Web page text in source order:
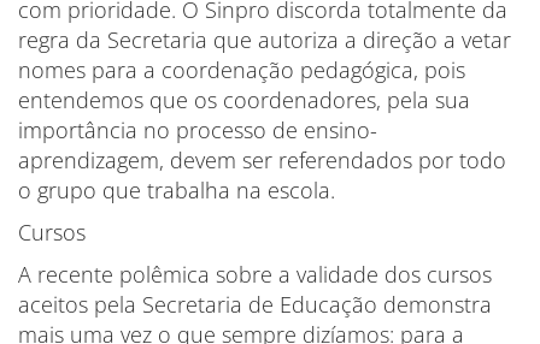
com prioridade. O Sinpro discorda totalmente da
regra da Secretaria que autoriza a direção a vetar
nomes para a coordenação pedagógica, pois
entendemos que os coordenadores, pela sua
importância no processo de ensino-
aprendizagem, devem ser referendados por todo
o grupo que trabalha na escola.
Cursos
A recente polêmica sobre a validade dos cursos
aceitos pela Secretaria de Educação demonstra
mais uma vez o que sempre dizíamos: para a